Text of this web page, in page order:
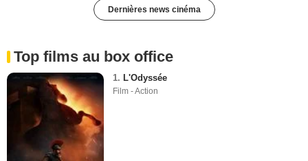
Dernières news cinéma
Top films au box office
1. L'Odyssée
Film - Action